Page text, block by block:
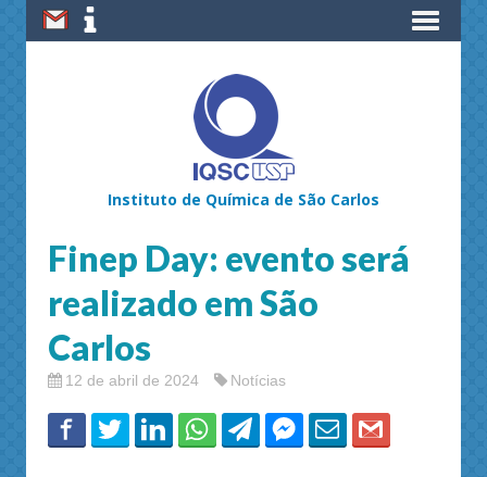
Instituto de Química de São Carlos
Finep Day: evento será
realizado em São
Carlos
12 de abril de 2024 Notícias